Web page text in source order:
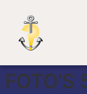
FOTO’S